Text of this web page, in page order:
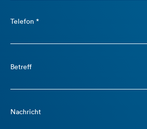
Telefon *
Betreff
Nachricht